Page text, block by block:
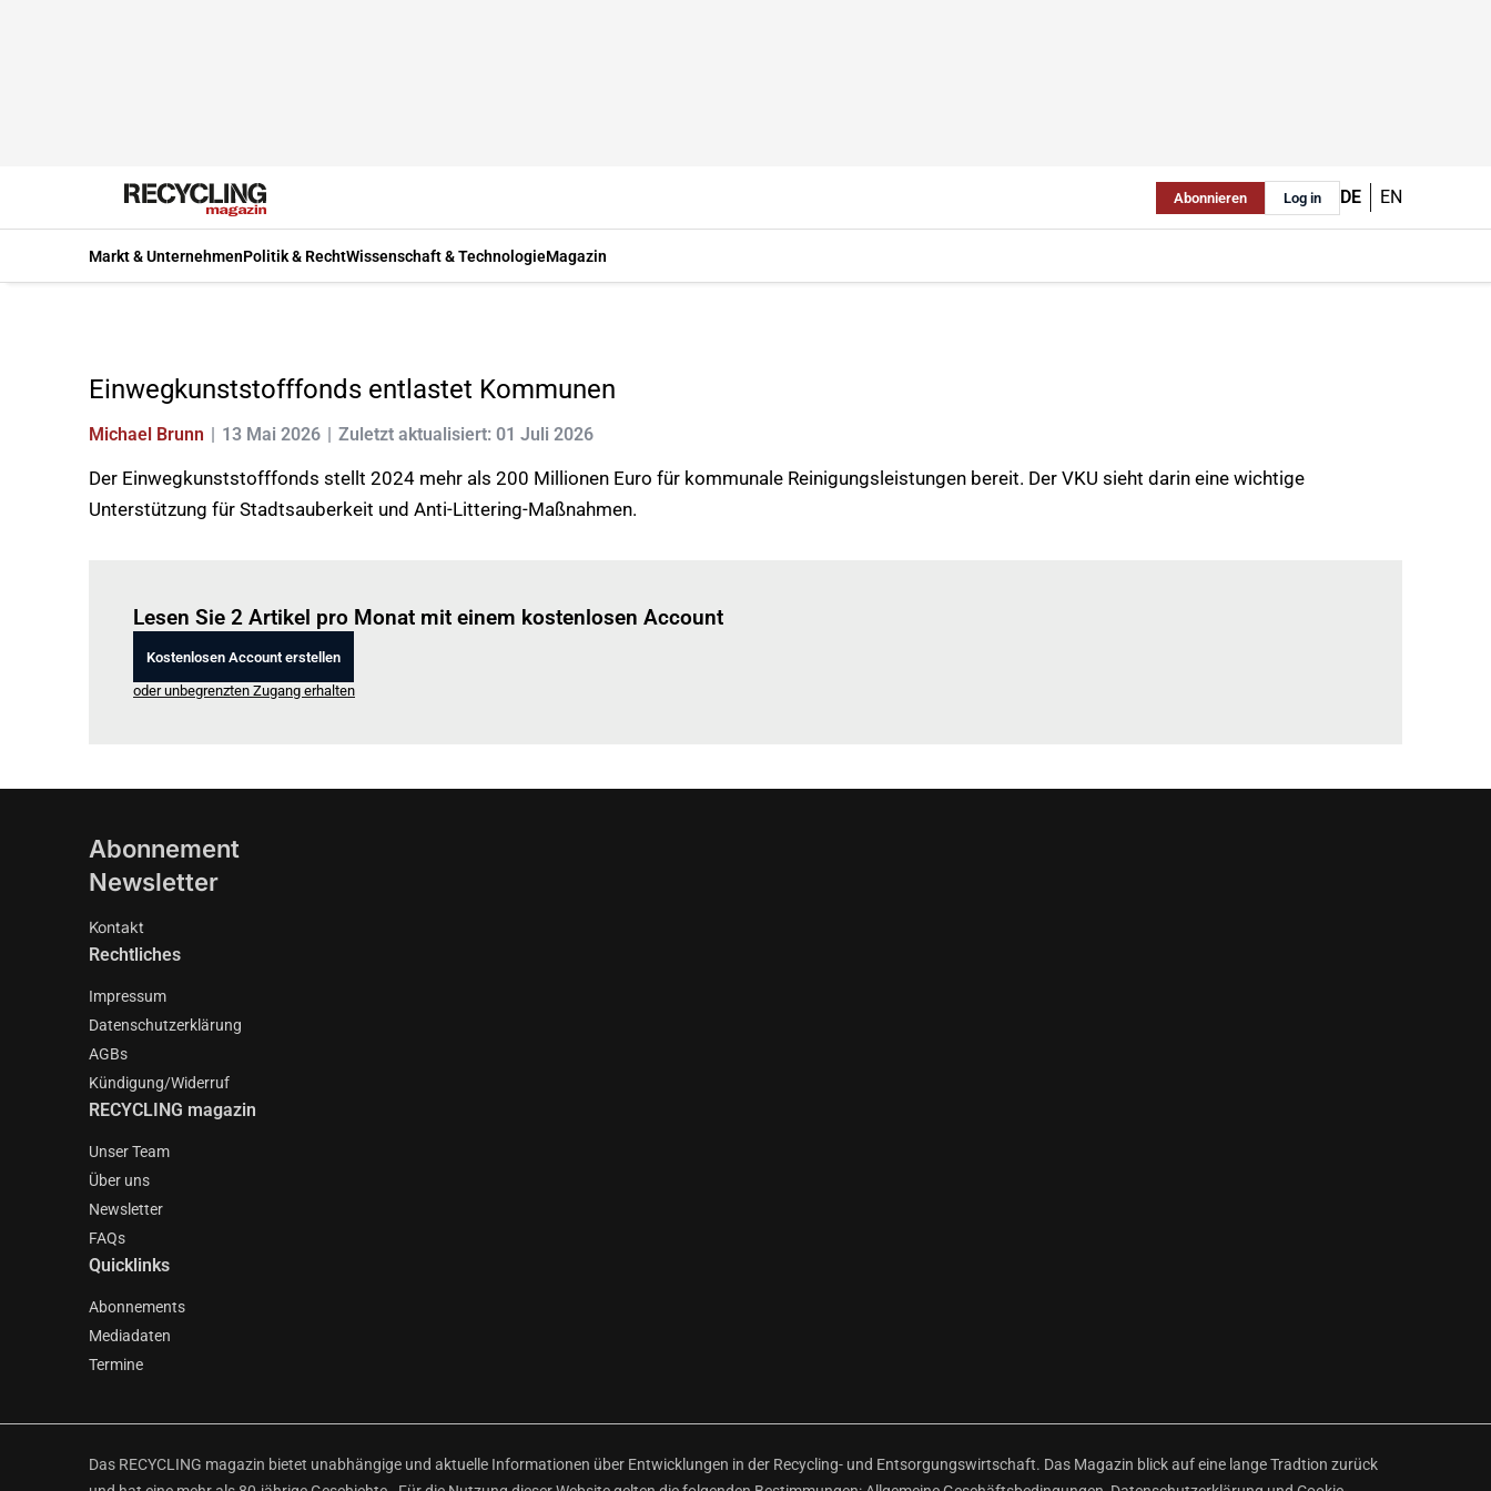
Abonnieren Log in DE EN
Markt & UnternehmenPolitik & RechtWissenschaft & TechnologieMagazin
Einwegkunststofffonds entlastet Kommunen
Michael Brunn 13 Mai 2026 Zuletzt aktualisiert: 01 Juli 2026
Der Einwegkunststofffonds stellt 2024 mehr als 200 Millionen Euro für kommunale Reinigungsleistungen bereit. Der VKU sieht darin eine wichtige
Unterstützung für Stadtsauberkeit und Anti-Littering-Maßnahmen.
Lesen Sie 2 Artikel pro Monat mit einem kostenlosen Account
Kostenlosen Account erstellen
oder unbegrenzten Zugang erhalten
Abonnement
Newsletter
Kontakt
Rechtliches
Impressum
Datenschutzerklärung
AGBs
Kündigung/Widerruf
RECYCLING magazin
Unser Team
Über uns
Newsletter
FAQs
Quicklinks
Abonnements
Mediadaten
Termine
Das RECYCLING magazin bietet unabhängige und aktuelle Informationen über Entwicklungen in der Recycling- und Entsorgungswirtschaft. Das Magazin blick auf eine lange Tradtion zurück